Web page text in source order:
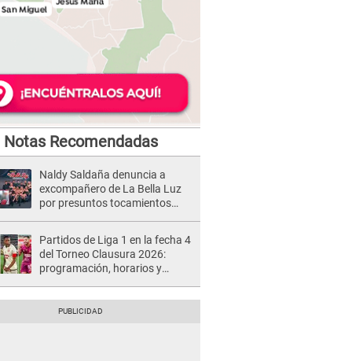
Notas Recomendadas
Naldy Saldaña denuncia a
excompañero de La Bella Luz
por presuntos tocamientos
Partidos de Liga 1 en la fecha 4
del Torneo Clausura 2026:
programación, horarios y